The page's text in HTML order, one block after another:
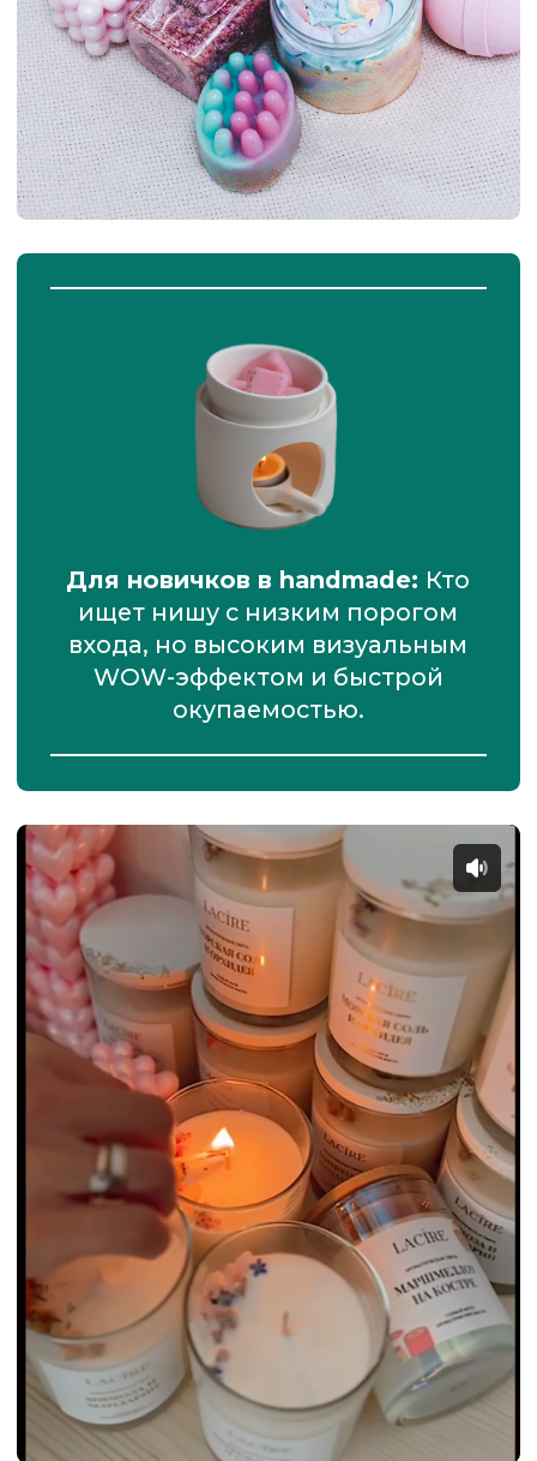
Для эстетов и творцов:Кто
хочет создавать люксовую
косметику, которая выглядит
как искусство и стоит дорого.
РЕЗУЛЬТАТЫ И
УСПЕХИ СТУДЕНТОВ